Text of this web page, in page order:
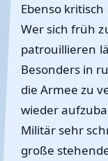
Ebenso
Wer sich früh
patrouillieren
Besonders in
die Armee zu
wieder
Militär sehr
große